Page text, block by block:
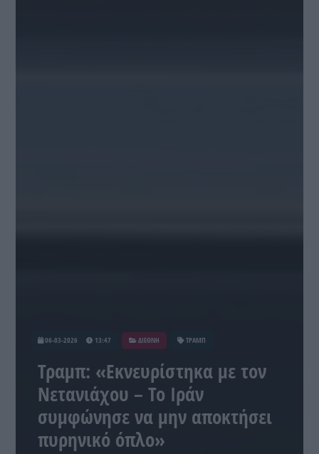
06-03-2026 13:47 ΔΙΕΘΝΗ ΤΡΑΜΠ
Τραμπ: «Εκνευρίστηκα με τον
Νετανιάχου – Το Ιράν
συμφώνησε να μην αποκτήσει
πυρηνικό όπλο»